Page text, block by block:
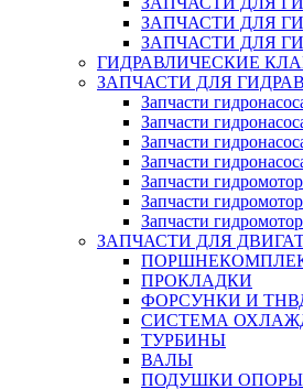
ЗАПЧАСТИ ДЛЯ
ЗАПЧАСТИ ДЛЯ
ГИДРАВЛИЧЕСКИЕ
ЗАПЧАСТИ ДЛЯ
Запчасти
Запчасти
Запчасти
Запчасти
Запчасти
Запчасти
Запчасти
ЗАПЧАСТИ ДЛЯ
ПРОКЛАДКИ
ФОРСУНКИ И
СИСТЕМА
ТУРБИНЫ
ВАЛЫ
ПОДУШКИ ОПОРЫ